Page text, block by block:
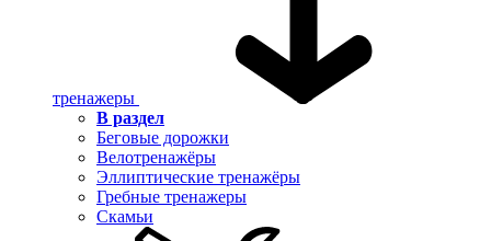
тренажеры
В раздел
Беговые дорожки
Велотренажёры
Эллиптические тренажёры
Гребные тренажеры
Скамьи